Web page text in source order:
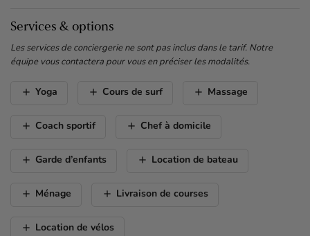
Services & options
Les services de conciergerie ne sont pas inclus dans le tarif. Notre
équipe vous contactera pour vous en préciser les modalités.
add Yoga add Cours de surf add Massage
add Coach sportif add Chef à domicile
add Garde d’enfants add Location de bateau
add Ménage add Livraison de courses
add Location de vélos